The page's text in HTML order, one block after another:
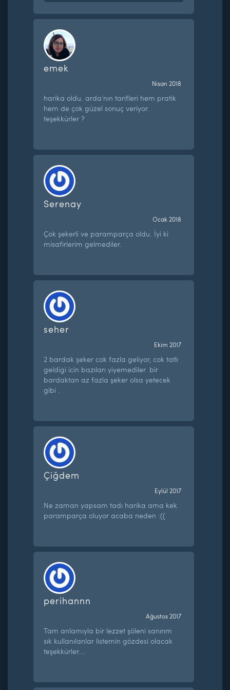
emek
Nisan 2018
harika oldu. arda’nın tarifleri hem pratik
hem de çok güzel sonuç veriyor.
teşekkürler ?
Serenay
Ocak 2018
Çok şekerli ve paramparça oldu. İyi ki
misafirlerim gelmediler.
seher
Ekim 2017
2 bardak şeker cok fazla geliyor, cok tatlı
geldigi icin bazıları yiyemediler. bir
bardaktan az fazla şeker olsa yetecek
gibi .
Çiğdem
Eylül 2017
Ne zaman yapsam tadı harika ama kek
paramparça oluyor acaba neden :((
perihannn
Ağustos 2017
Tam anlamıyla bir lezzet şöleni sanırım
sık kullanılanlar listemin gözdesi olacak
teşekkürler….